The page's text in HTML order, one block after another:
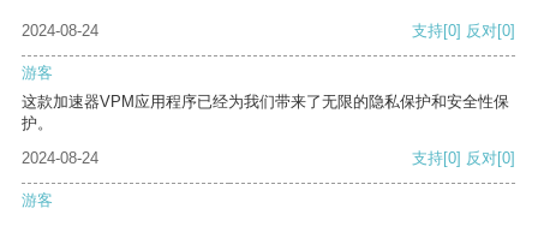
2024-08-24 支持[0] 反对[0]
游客
这款加速器VPM应用程序已经为我们带来了无限的隐私保护和安全性保
护。
2024-08-24
支持[0] 反对[0]
游客